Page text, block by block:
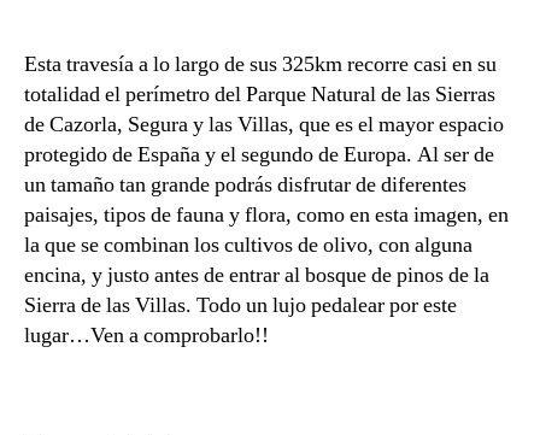
Esta travesía a lo largo de sus 325km recorre casi en su
totalidad el perímetro del Parque Natural de las Sierras
de Cazorla, Segura y las Villas, que es el mayor espacio
protegido de España y el segundo de Europa. Al ser de
un tamaño tan grande podrás disfrutar de diferentes
paisajes, tipos de fauna y flora, como en esta imagen, en
la que se combinan los cultivos de olivo, con alguna
encina, y justo antes de entrar al bosque de pinos de la
Sierra de las Villas. Todo un lujo pedalear por este
lugar…Ven a comprobarlo!!